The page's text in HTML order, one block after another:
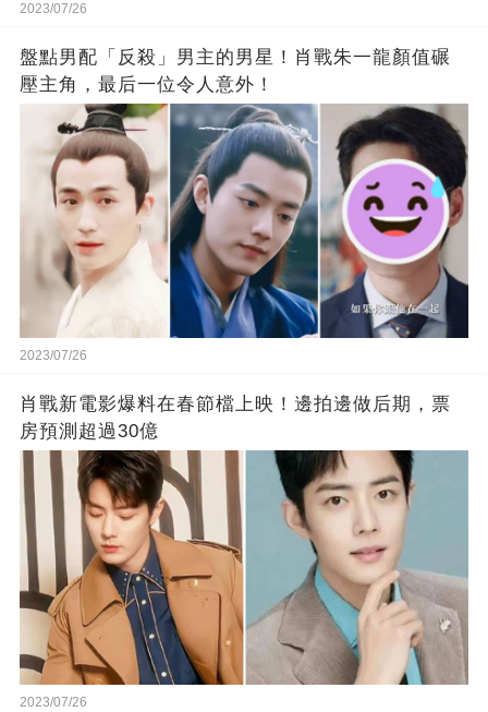
2023/07/26
盤點男配「反殺」男主的男星！肖戰朱一龍顏值碾
壓主角，最后一位令人意外！
2023/07/26
肖戰新電影爆料在春節檔上映！邊拍邊做后期，票
房預測超過30億
2023/07/26